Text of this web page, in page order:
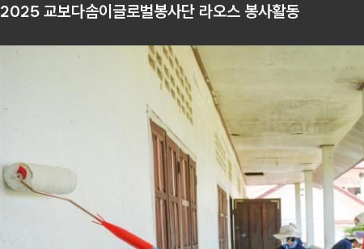
2025 교보다솜이글로벌봉사단 라오스 봉사활동